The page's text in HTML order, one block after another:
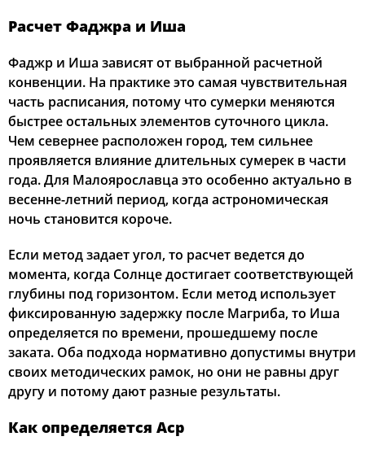
Расчет Фаджра и Иша
Фаджр и Иша зависят от выбранной расчетной
конвенции. На практике это самая чувствительная
часть расписания, потому что сумерки меняются
быстрее остальных элементов суточного цикла.
Чем севернее расположен город, тем сильнее
проявляется влияние длительных сумерек в части
года. Для Малоярославца это особенно актуально в
весенне-летний период, когда астрономическая
ночь становится короче.
Если метод задает угол, то расчет ведется до
момента, когда Солнце достигает соответствующей
глубины под горизонтом. Если метод использует
фиксированную задержку после Магриба, то Иша
определяется по времени, прошедшему после
заката. Оба подхода нормативно допустимы внутри
своих методических рамок, но они не равны друг
другу и потому дают разные результаты.
Как определяется Аср